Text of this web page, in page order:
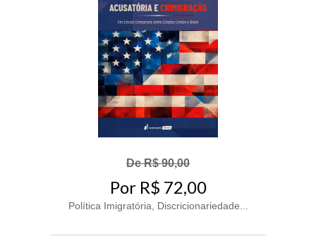
De R$ 90,00
Por R$ 72,00
Política Imigratória, Discricionariedade...